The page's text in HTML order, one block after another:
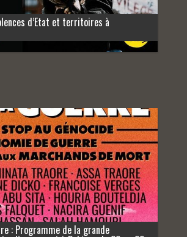
d’Etat et territoires à
: Programme de la grande